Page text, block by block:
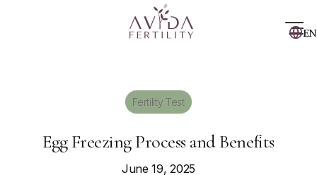
EN
Fertility Test
Egg Freezing Process and Benefits
June 19, 2025